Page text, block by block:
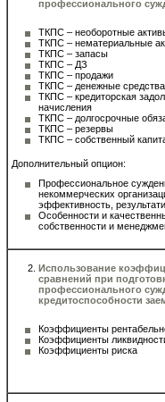
профессионального
ТКПС – необоротные
ТКПС – нематериальные
ТКПС – запасы
ТКПС – ДЗ
ТКПС – продажи
ТКПС – денежные средства
ТКПС – кредиторская
начисления
ТКПС – долгосрочные
ТКПС – резервы
ТКПС – собственный
Дополнительный опцион:
Профессиональное
некоммерческих
эффективность,
Особенности и
собственности и
Использование
сравнений при
профессионального
кредитоспособности
Коэффициенты
Коэффициенты
Коэффициенты риска